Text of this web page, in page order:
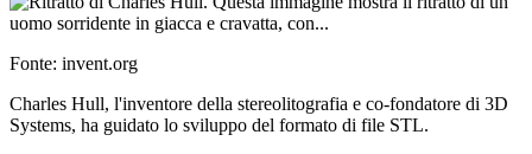
Fonte: invent.org
Charles Hull, l'inventore della stereolitografia e co-fondatore di 3D
Systems, ha guidato lo sviluppo del formato di file STL.